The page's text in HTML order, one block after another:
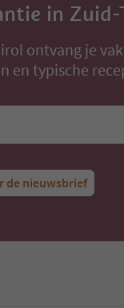
in
ontvang je
en typische
de nieuwsbrief